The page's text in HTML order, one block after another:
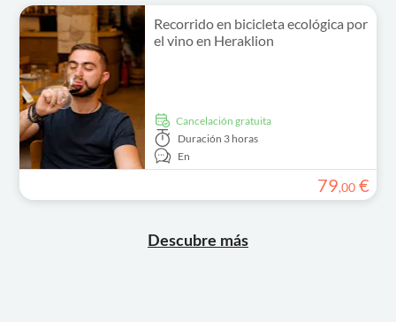
Recorrido en bicicleta ecológica por
el vino en Heraklion
cancelación gratuita
Duración 3 horas
En
79,00 €
Descubre más